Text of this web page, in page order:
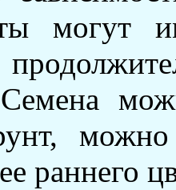
могут
Семена
раннего